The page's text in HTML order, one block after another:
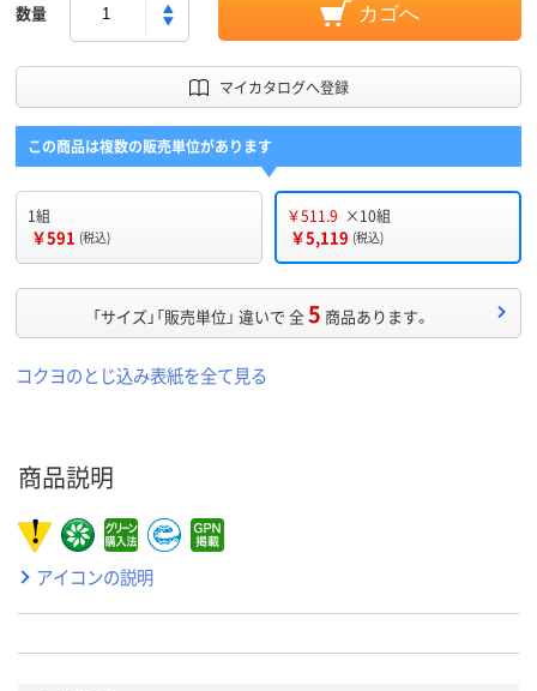
数量 カゴへ
マイカタログへ登録
この商品は複数の販売単位があります
1組
￥591 (税込)
￥511.9 ×10組
￥5,119 (税込)
「サイズ」「販売単位」 違いで 全5 商品あります。
コクヨのとじ込み表紙を全て見る
商品説明
アイコンの説明